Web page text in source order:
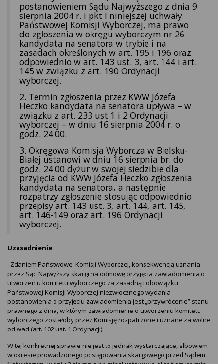
postanowieniem Sądu Najwyższego z dnia 9
sierpnia 2004 r. i pkt I niniejszej uchwały
Państwowej Komisji Wyborczej, ma prawo
do zgłoszenia w okręgu wyborczym nr 26
kandydata na senatora w trybie i na
zasadach określonych w art. 195 i 196 oraz
odpowiednio w art. 143 ust. 3, art. 144 i art.
145 w związku z art. 190 Ordynacji
wyborczej.
2. Termin zgłoszenia przez KWW Józefa
Heczko kandydata na senatora upływa – w
związku z art. 233 ust 1 i 2 Ordynacji
wyborczej – w dniu 16 sierpnia 2004 r. o
godz. 24.00.
3. Okręgowa Komisja Wyborcza w Bielsku-
Białej ustanowi w dniu 16 sierpnia br. do
godz. 24.00 dyżur w swojej siedzibie dla
przyjęcia od KWW Józefa Heczko zgłoszenia
kandydata na senatora, a następnie
rozpatrzy zgłoszenie stosując odpowiednio
przepisy art. 143 ust. 3, art. 144, art. 145,
art. 146-149 oraz art. 196 Ordynacji
wyborczej.
Uzasadnienie
Zdaniem Państwowej Komisji Wyborczej, konsekwencją uznania
przez Sąd Najwyższy skargi na odmowę przyjęcia zawiadomienia o
utworzeniu komitetu wyborczego za zasadną i obowiązku
Państwowej Komisji Wyborczej niezwłocznego wydania
postanowienia o przyjęciu zawiadomienia jest „przywrócenie” stanu
prawnego z dnia, w którym zawiadomienie o utworzeniu komitetu
wyborczego zostałoby przez Komisję rozpatrzone i uznane za wolne
od wad (art. 102 ust. 1 Ordynacji).
W tej konkretnej sprawie nie jest to jednak wystarczające, albowiem
w okresie prowadzonego postępowania skargowego przed Sądem